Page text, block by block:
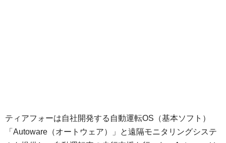
ティアフォーは自社開発する自動運転OS（基本ソフト）
「Autoware（オートウェア）」と遠隔モニタリングシステ